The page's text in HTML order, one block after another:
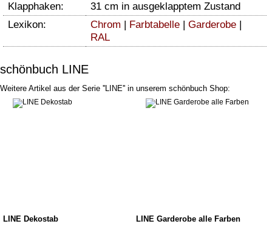
Klapphaken:
31 cm in ausgeklapptem Zustand
Lexikon:
Chrom | Farbtabelle | Garderobe |
RAL
schönbuch LINE
Weitere Artikel aus der Serie ''LINE'' in unserem schönbuch Shop:
LINE Dekostab LINE Garderobe alle Farben